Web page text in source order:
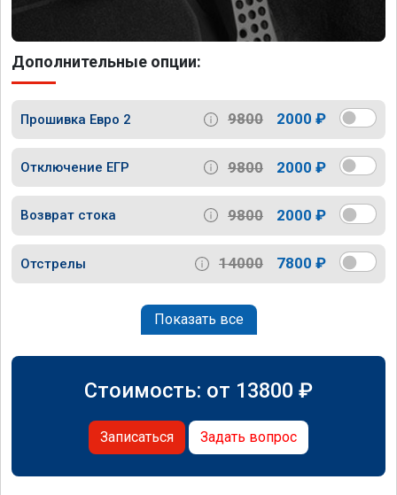
Дополнительные опции:
Прошивка Евро 2 9800 2000 ₽
Отключение ЕГР 9800 2000 ₽
Возврат стока 9800 2000 ₽
Отстрелы 14000 7800 ₽
Показать все
Стоимость: от 13800 ₽
Записаться Задать вопрос